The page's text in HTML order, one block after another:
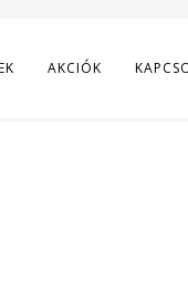
AKCIÓK